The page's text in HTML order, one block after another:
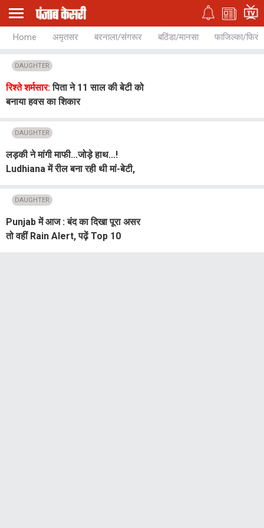
Home अमृतसर बरनाला/संगरूर बठिंडा/मानसा फाजिल्का/
DAUGHTER
रिश्ते शर्मसार:पिता ने 11 साल की बेटी को
बनाया हवस का शिकार
DAUGHTER
लड़की ने मांगी माफी...जोड़े हाथ...!
Ludhiana में रील बना रही थी मां-बेटी,
DAUGHTER
Punjab में आज : बंद का दिखा पूरा असर
तो वहीं Rain Alert, पढ़ें Top 10